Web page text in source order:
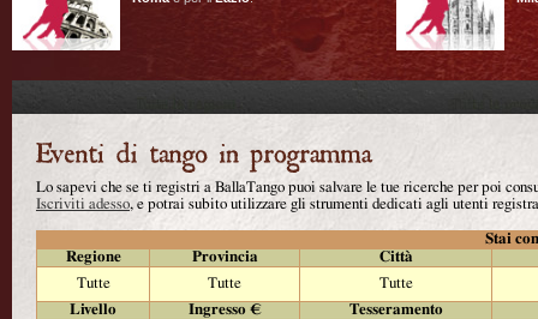
Lo sapevi che se ti registri a BallaTango puoi salvare le tue ricerche per poi
Iscriviti adesso, e potrai subito utilizzare gli strumenti dedicati agli utenti
Stai
Regione
Provincia
Città
Tutte
Tutte
Tutte
Livello
Ingresso €
Tesseramento